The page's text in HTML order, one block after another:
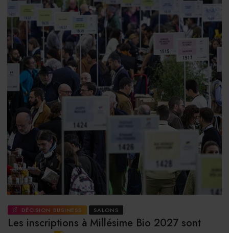
DÉCISION BUSINESS SALONS
Les inscriptions à Millésime Bio 2027 sont